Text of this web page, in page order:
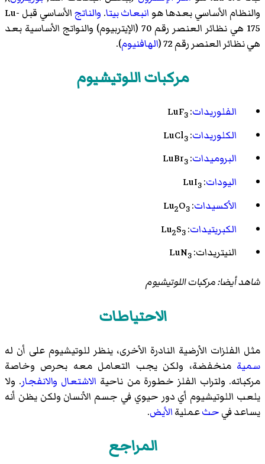
والنظام الأساسي بعدها هو انبعاث بيتا. والناتج
الأساسي قبل Lu-
175 هي نظائر العنصر رقم 70 (
الإيتربيوم) والنواتج الأساسية بعد
هي نظائر العنصر رقم 72 (
الهافنيوم).
مركبات اللوتيشيوم
الفلوريدات:
LuF3
الكلوريدات:
LuCl3
البروميدات:
LuBr3
اليودات:
LuI3
الأكسيدات:
Lu2O3
الكبريتيدات:
Lu2S3
النيتريدات:
LuN3
شاهد أيضا:مركبات اللوتيشيوم
الاحتياطات
مثل الفلزات الأرضية النادرة الأخرى، ينظر للوتيشيوم على أن له
سمية منخفضة، ولكن يجب التعامل معه بحرص وخاصة
مركباته. ولتراب الفلز خطورة من ناحية الاشتعال والانفجار. ولا
يلعب اللوتيشيوم أي دور حيوي في جسم الأنسان ولكن يظن أنه
يساعد فيحثعمليةالأيض.
المراجع